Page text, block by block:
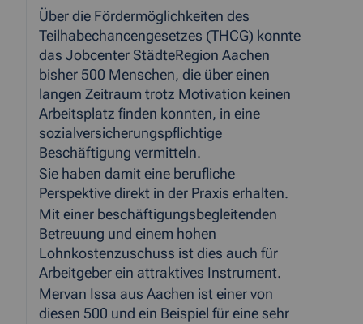
Über die Fördermöglichkeiten des
Teilhabechancengesetzes (THCG) konnte
das Jobcenter StädteRegion Aachen
bisher 500 Menschen, die über einen
langen Zeitraum trotz Motivation keinen
Arbeitsplatz finden konnten, in eine
sozialversicherungspflichtige
Beschäftigung vermitteln.
Sie haben damit eine berufliche
Perspektive direkt in der Praxis erhalten.
Mit einer beschäftigungsbegleitenden
Betreuung und einem hohen
Lohnkostenzuschuss ist dies auch für
Arbeitgeber ein attraktives Instrument.
Mervan Issa aus Aachen ist einer von
diesen 500 und ein Beispiel für eine sehr